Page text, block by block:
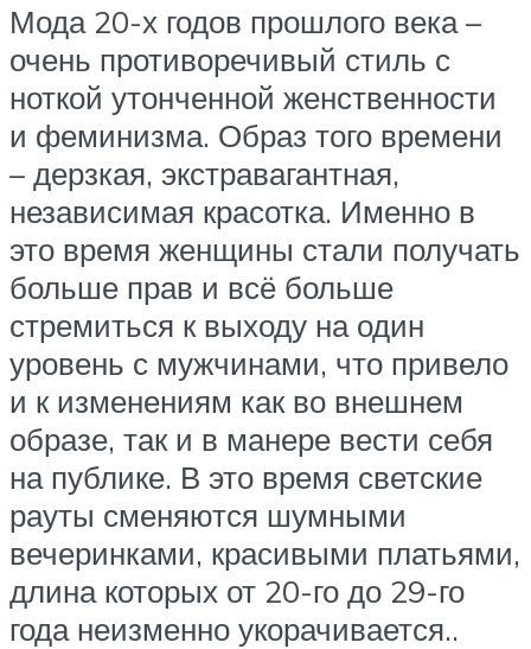
Мода 20-х годов прошлого века –
очень противоречивый стиль с
ноткой утонченной женственности
и феминизма. Образ того времени
– дерзкая, экстравагантная,
независимая красотка. Именно в
это время женщины стали получать
больше прав и всё больше
стремиться к выходу на один
уровень с мужчинами, что привело
и к изменениям как во внешнем
образе, так и в манере вести себя
на публике. В это время светские
рауты сменяются шумными
вечеринками, красивыми платьями,
длина которых от 20-го до 29-го
года неизменно укорачивается..